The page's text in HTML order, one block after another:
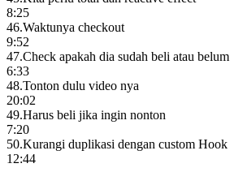
8:25
46.Waktunya checkout
9:52
47.Check apakah dia sudah beli atau belum
6:33
48.Tonton dulu video nya
20:02
49.Harus beli jika ingin nonton
7:20
50.Kurangi duplikasi dengan custom Hook
12:44